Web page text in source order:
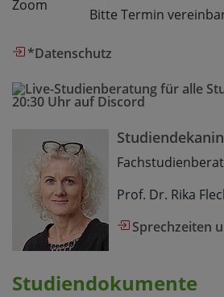
Bitte Termin
*Datenschutz
Studiendekanin
Prof. Dr. Rika
Sprechzeiten
Studiendokumente